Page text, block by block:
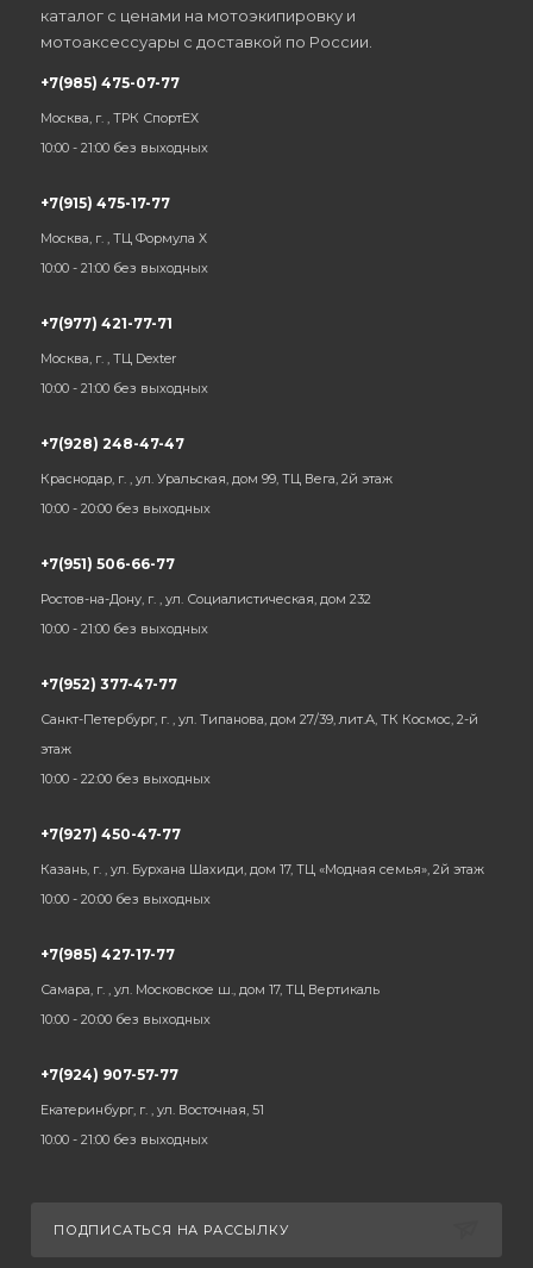
каталог с ценами на мотоэкипировку и
мотоаксессуары с доставкой по России.
+7(985) 475-07-77
Москва, г. , ТРК СпортЕХ
10:00 - 21:00 без выходных
+7(915) 475-17-77
Москва, г. , ТЦ Формула Х
10:00 - 21:00 без выходных
+7(977) 421-77-71
Москва, г. , ТЦ Dexter
10:00 - 21:00 без выходных
+7(928) 248-47-47
Краснодар, г. , ул. Уральская, дом 99, ТЦ Вега, 2й этаж
10:00 - 20:00 без выходных
+7(951) 506-66-77
Ростов-на-Дону, г. , ул. Социалистическая, дом 232
10:00 - 21:00 без выходных
+7(952) 377-47-77
Санкт-Петербург, г. , ул. Типанова, дом 27/39, лит.А, ТК Космос, 2-й
этаж
10:00 - 22:00 без выходных
+7(927) 450-47-77
Казань, г. , ул. Бурхана Шахиди, дом 17, ТЦ «Модная семья», 2й этаж
10:00 - 20:00 без выходных
+7(985) 427-17-77
Самара, г. , ул. Московское ш., дом 17, ТЦ Вертикаль
10:00 - 20:00 без выходных
+7(924) 907-57-77
Екатеринбург, г. , ул. Восточная, 51
10:00 - 21:00 без выходных
ПОДПИСАТЬСЯ НА РАССЫЛКУ